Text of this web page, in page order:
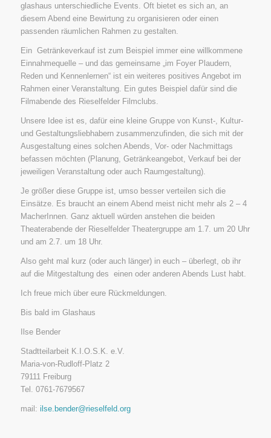
glashaus unterschiedliche Events. Oft bietet es sich an, an
diesem Abend eine Bewirtung zu organisieren oder einen
passenden räumlichen Rahmen zu gestalten.
Ein Getränkeverkauf ist zum Beispiel immer eine willkommene
Einnahmequelle – und das gemeinsame „im Foyer Plaudern,
Reden und Kennenlernen“ ist ein weiteres positives Angebot im
Rahmen einer Veranstaltung. Ein gutes Beispiel dafür sind die
Filmabende des Rieselfelder Filmclubs.
Unsere Idee ist es, dafür eine kleine Gruppe von Kunst-, Kultur-
und Gestaltungsliebhabern zusammenzufinden, die sich mit der
Ausgestaltung eines solchen Abends, Vor- oder Nachmittags
befassen möchten (Planung, Getränkeangebot, Verkauf bei der
jeweiligen Veranstaltung oder auch Raumgestaltung).
Je größer diese Gruppe ist, umso besser verteilen sich die
Einsätze. Es braucht an einem Abend meist nicht mehr als 2 – 4
MacherInnen. Ganz aktuell würden anstehen die beiden
Theaterabende der Rieselfelder Theatergruppe am 1.7. um 20 Uhr
und am 2.7. um 18 Uhr.
Also geht mal kurz (oder auch länger) in euch – überlegt, ob ihr
auf die Mitgestaltung des einen oder anderen Abends Lust habt.
Ich freue mich über eure Rückmeldungen.
Bis bald im Glashaus
Ilse Bender
Stadtteilarbeit K.I.O.S.K. e.V.
Maria-von-Rudloff-Platz 2
79111 Freiburg
Tel. 0761-7679567
mail: ilse.bender@rieselfeld.org